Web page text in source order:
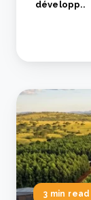
développ..
3 min read